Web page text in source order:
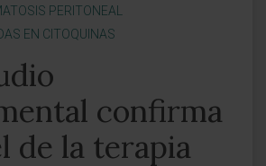
PERITONEAL
EN CITOQUINAS
confirma
de la terapia